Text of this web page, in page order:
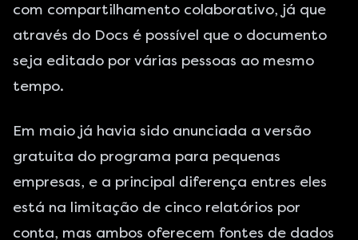
com compartilhamento colaborativo, já que
através do Docs é possível que o documento
seja editado por várias pessoas ao mesmo
tempo.
Em maio já havia sido anunciada a versão
gratuita do programa para pequenas
empresas, e a principal diferença entres eles
está na limitação de cinco relatórios por
conta, mas ambos oferecem fontes de dados